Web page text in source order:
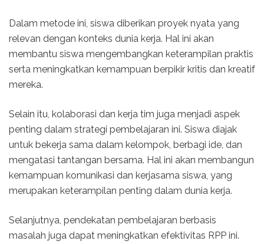
Dalam metode ini, siswa diberikan proyek nyata yang
relevan dengan konteks dunia kerja. Hal ini akan
membantu siswa mengembangkan keterampilan praktis
serta meningkatkan kemampuan berpikir kritis dan kreatif
mereka.
Selain itu, kolaborasi dan kerja tim juga menjadi aspek
penting dalam strategi pembelajaran ini. Siswa diajak
untuk bekerja sama dalam kelompok, berbagi ide, dan
mengatasi tantangan bersama. Hal ini akan membangun
kemampuan komunikasi dan kerjasama siswa, yang
merupakan keterampilan penting dalam dunia kerja.
Selanjutnya, pendekatan pembelajaran berbasis
masalah juga dapat meningkatkan efektivitas RPP ini.